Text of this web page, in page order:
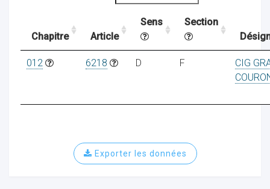
Chapitre Article
Sens
Section
012 6218 D F
CIG
Exporter les données